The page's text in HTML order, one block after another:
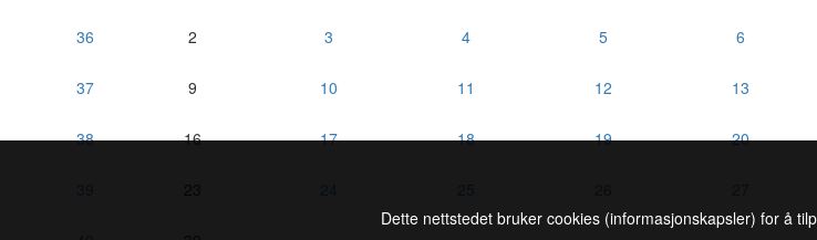
36 2 3 4 5 6
37 9 10 11 12 13
38 16 17 18 19 20
Dette nettstedet bruker cookies (informasjonskapsler) for å